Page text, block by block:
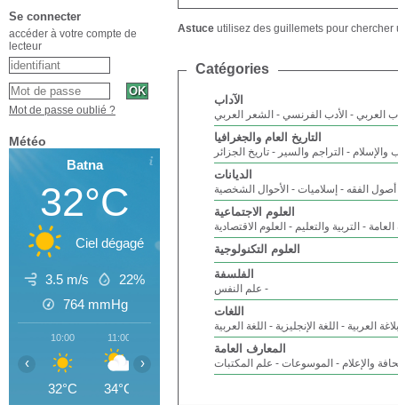
Astuce utilisez des guillemets pour
Catégories
الآداب
العربي الأدب الفرنسي الشعر العربي
التاريخ العام والجغرافيا
والإسلام التراجم والسير تاريخ الجزائر
الديانات
أصول الفقه إسلاميات الأحوال الشخصية
العلوم الاجتماعية
العامة التربية والتعليم العلوم الاقتصادية
العلوم التكنولوجية
الفلسفة
علم النفس
اللغات
العربية اللغة الإنجليزية اللغة العربية
المعارف العامة
والإعلام الموسوعات علم المكتبات
Se connecter
accéder à votre compte de
lecteur
Mot de passe oublié ?
Météo
Batna
32°C
Ciel dégagé
3.5 m/s
22%
764 mmHg
10:00
32°C
11:00
34°C
13:00 14:00 15:00
‹ ›